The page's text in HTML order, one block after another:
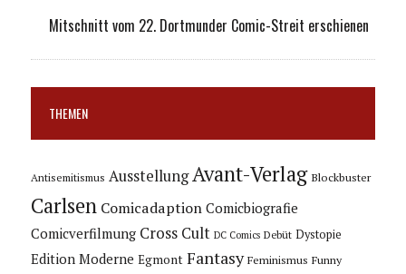
Mitschnitt vom 22. Dortmunder Comic-Streit erschienen
THEMEN
Antisemitismus Ausstellung Avant-Verlag Blockbuster
Carlsen Comicadaption Comicbiografie
Comicverfilmung Cross Cult DC Comics Debüt Dystopie
Edition Moderne Egmont Fantasy Feminismus Funny